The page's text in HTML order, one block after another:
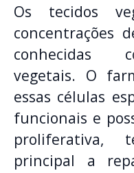
Os tecidos
concentrações
conhecidas
vegetais. O
essas células
funcionais e
proliferativa,
principal a